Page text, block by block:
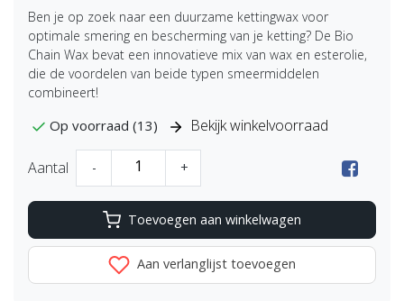
Ben je op zoek naar een duurzame kettingwax voor
optimale smering en bescherming van je ketting? De Bio
Chain Wax bevat een innovatieve mix van wax en esterolie,
die de voordelen van beide typen smeermiddelen
combineert!
Op voorraad (13) Bekijk winkelvoorraad
Aantal - +
Toevoegen aan winkelwagen
Aan verlanglijst toevoegen